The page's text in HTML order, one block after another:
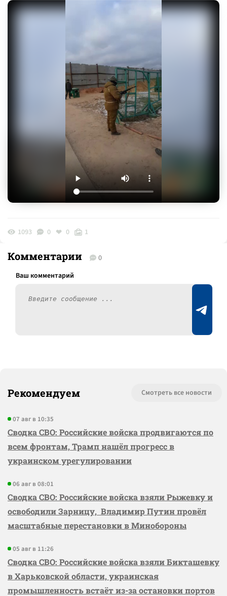
1093 0 0 1
Комментарии 0
Рекомендуем Смотреть все новости
07 авг в 10:35
Сводка СВО: Российские войска продвигаются по
всем фронтам, Трамп нашёл прогресс в
украинском урегулировании
06 авг в 08:01
Сводка СВО: Российские войска взяли Рыжевку и
освободили Зарницу, Владимир Путин провёл
масштабные перестановки в Минобороны
05 авг в 11:26
Сводка СВО: Российские войска взяли Бикташевку
в Харьковской области, украинская
промышленность встаёт из-за остановки портов